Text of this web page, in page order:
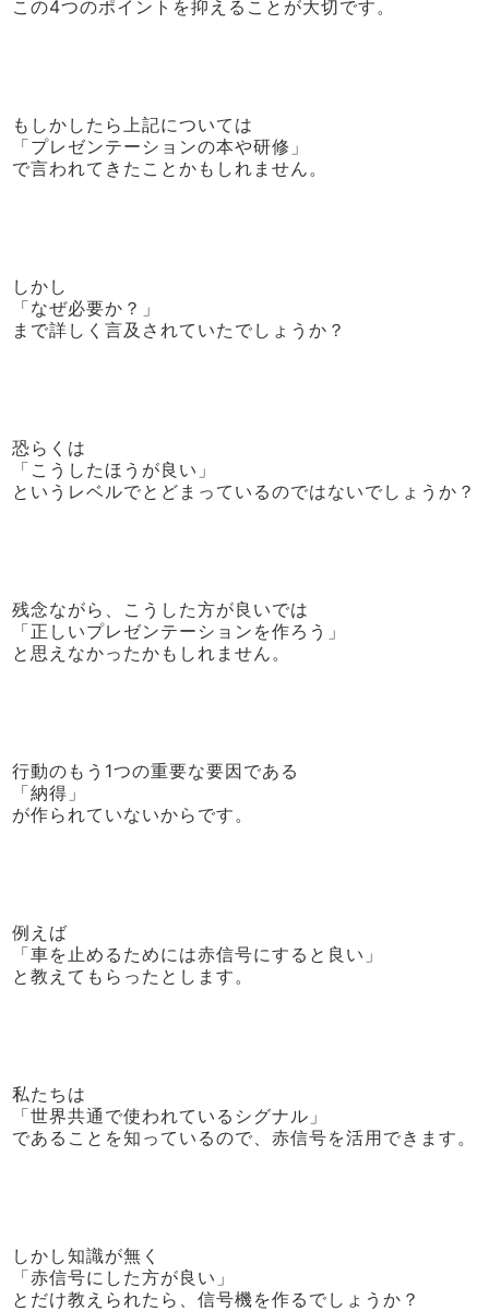
この4つのポイントを抑えることが大切です。
もしかしたら上記については
「プレゼンテーションの本や研修」
で言われてきたことかもしれません。
しかし
「なぜ必要か？」
まで詳しく言及されていたでしょうか？
恐らくは
「こうしたほうが良い」
というレベルでとどまっているのではないでしょうか？
残念ながら、こうした方が良いでは
「正しいプレゼンテーションを作ろう」
と思えなかったかもしれません。
行動のもう1つの重要な要因である
「納得」
が作られていないからです。
例えば
「車を止めるためには赤信号にすると良い」
と教えてもらったとします。
私たちは
「世界共通で使われているシグナル」
であることを知っているので、赤信号を活用できます。
しかし知識が無く
「赤信号にした方が良い」
とだけ教えられたら、信号機を作るでしょうか？